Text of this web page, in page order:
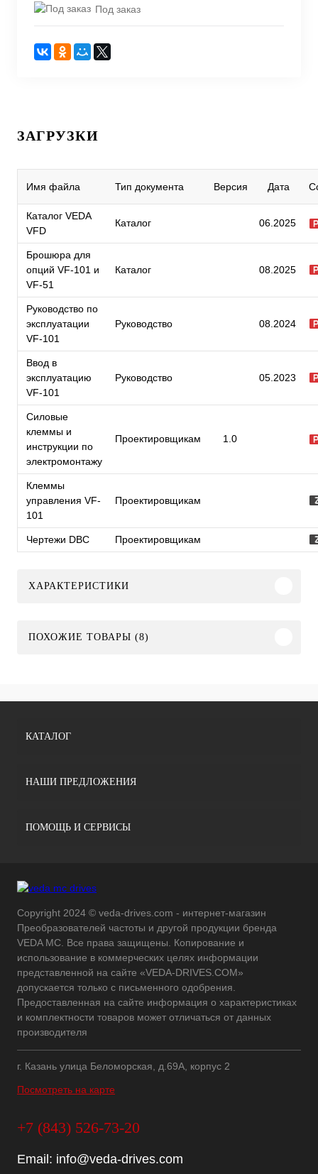
Под заказ
ЗАГРУЗКИ
Имя файла Тип документа Версия Дата
Каталог VEDA
VFD
Каталог 06.2025
Брошюра для
опций VF-101 и
VF-51
Каталог 08.2025
Руководство по
эксплуатации
VF-101
Руководство 08.2024
Ввод в
эксплуатацию
VF-101
Руководство 05.2023
Силовые
клеммы и
инструкции по
электромонтажу
Проектировщикам 1.0
Клеммы
управления VF-
101
Проектировщикам
Чертежи DBC Проектировщикам
ХАРАКТЕРИСТИКИ
ПОХОЖИЕ ТОВАРЫ (8)
КАТАЛОГ
НАШИ ПРЕДЛОЖЕНИЯ
ПОМОЩЬ И СЕРВИСЫ
Copyright 2024 © veda-drives.com - интернет-магазин
Преобразователей частоты и другой продукции бренда
VEDA MC. Все права защищены. Копирование и
использование в коммерческих целях информации
представленной на сайте «VEDA-DRIVES.COM»
допускается только с письменного одобрения.
Предоставленная на сайте информация о характеристиках
и комплектности товаров может отличаться от данных
производителя
г. Казань улица Беломорская, д.69А, корпус 2
Посмотреть на карте
+7 (843) 526-73-20
Email: info@veda-drives.com